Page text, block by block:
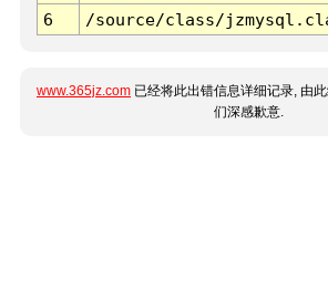
6
/source/class/
www.365jz.com 已经将此出错信息详细记录, 由
们深感歉意.